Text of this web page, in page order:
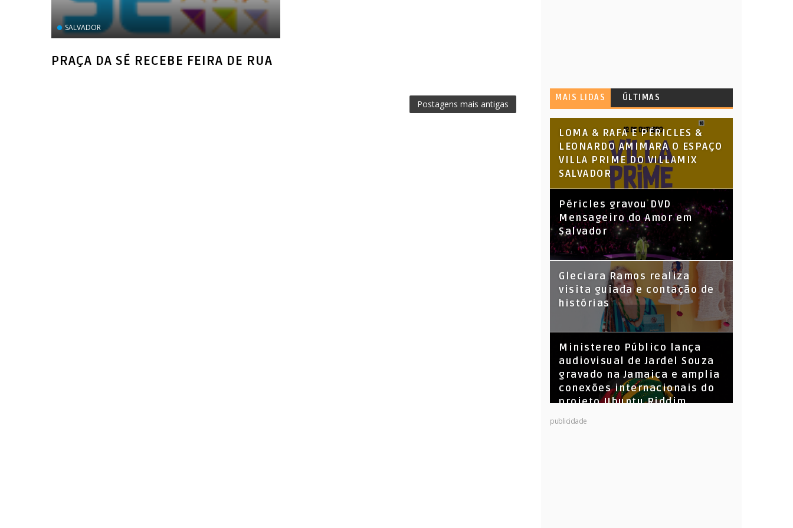
SALVADOR
PRAÇA DA SÉ RECEBE FEIRA DE RUA
Postagens mais antigas
MAIS LIDAS ÚLTIMAS
LOMA & RAFA E PÉRICLES &
LEONARDO AMIMARA O ESPAÇO
VILLA PRIME DO VILLAMIX
SALVADOR
Péricles gravou DVD
Mensageiro do Amor em
Salvador
KL Jay (Racionais MC’s), DJ
Raíz e DJ Leandro Vitrola na
BIGSHAKE 14
Gleciara Ramos realiza
visita guiada e contação de
histórias
​Ministereo Público lança
audiovisual de Jardel Souza
gravado na Jamaica e amplia
conexões internacionais do
projeto Ubuntu Riddim
publicidade